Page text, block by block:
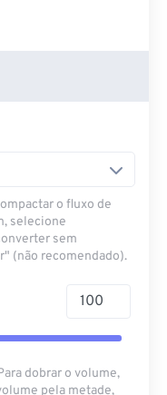
o fluxo de
selecione
sem
(não recomendado).
dobrar o volume,
pela metade,